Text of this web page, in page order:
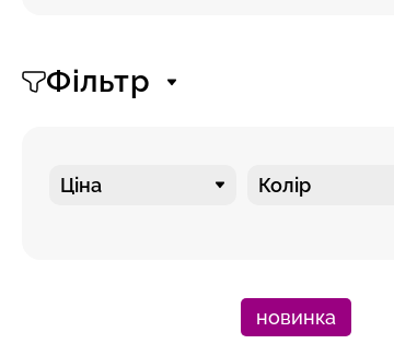
Фільтр
Ціна Колір
новинка